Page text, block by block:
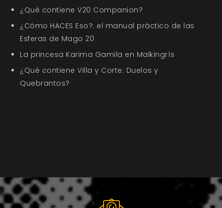
¿Qué contiene V20 Companion?
¿Cómo HACES Eso?: el manual práctico de las
Esferas de Mago 20
La princesa Karima Gamila en Malkingrís
¿Qué contiene Villa y Corte: Duelos y
Quebrantos?